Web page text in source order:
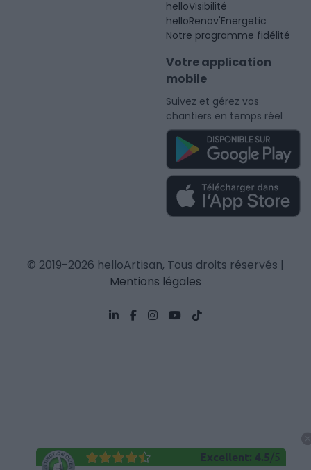
helloVisibilité
helloRenov'Energetic
Notre programme fidélité
Votre application
mobile
Suivez et gérez vos
chantiers en temps réel
© 2019-2026 helloArtisan, Tous droits réservés |
Mentions légales
Excellent: 4.5/5